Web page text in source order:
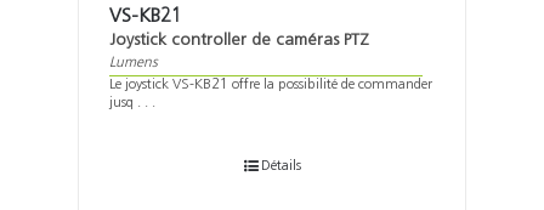
VS-KB21
Joystick controller de caméras PTZ
Lumens
Le joystick VS-KB21 offre la possibilité de commander
jusq . . .
Détails